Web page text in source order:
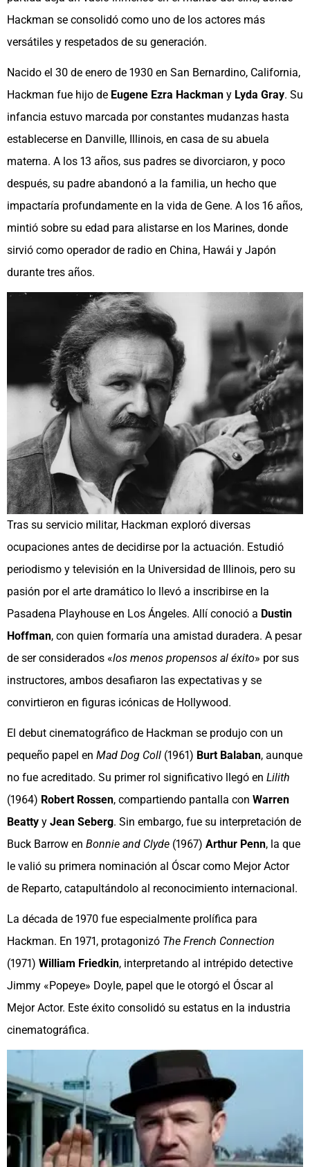
Hackman se consolidó como uno de los actores más
versátiles y respetados de su generación.
Nacido el 30 de enero de 1930 en San Bernardino, California,
Hackman fue hijo de Eugene Ezra Hackman y Lyda Gray. Su
infancia estuvo marcada por constantes mudanzas hasta
establecerse en Danville, Illinois, en casa de su abuela
materna. A los 13 años, sus padres se divorciaron, y poco
después, su padre abandonó a la familia, un hecho que
impactaría profundamente en la vida de Gene. A los 16 años,
mintió sobre su edad para alistarse en los Marines, donde
sirvió como operador de radio en China, Hawái y Japón
durante tres años.
Tras su servicio militar, Hackman exploró diversas
ocupaciones antes de decidirse por la actuación. Estudió
periodismo y televisión en la Universidad de Illinois, pero su
pasión por el arte dramático lo llevó a inscribirse en la
Pasadena Playhouse en Los Ángeles. Allí conoció a Dustin
Hoffman, con quien formaría una amistad duradera. A pesar
de ser considerados «los menos propensos al éxito» por sus
instructores, ambos desafiaron las expectativas y se
convirtieron en figuras icónicas de Hollywood.
El debut cinematográfico de Hackman se produjo con un
pequeño papel en Mad Dog Coll (1961) Burt Balaban, aunque
no fue acreditado. Su primer rol significativo llegó en Lilith
(1964) Robert Rossen, compartiendo pantalla con Warren
Beatty y Jean Seberg. Sin embargo, fue su interpretación de
Buck Barrow en Bonnie and Clyde (1967) Arthur Penn, la que
le valió su primera nominación al Óscar como Mejor Actor
de Reparto, catapultándolo al reconocimiento internacional.
La década de 1970 fue especialmente prolífica para
Hackman. En 1971, protagonizó The French Connection
(1971) William Friedkin, interpretando al intrépido detective
Jimmy «Popeye» Doyle, papel que le otorgó el Óscar al
Mejor Actor. Este éxito consolidó su estatus en la industria
cinematográfica.